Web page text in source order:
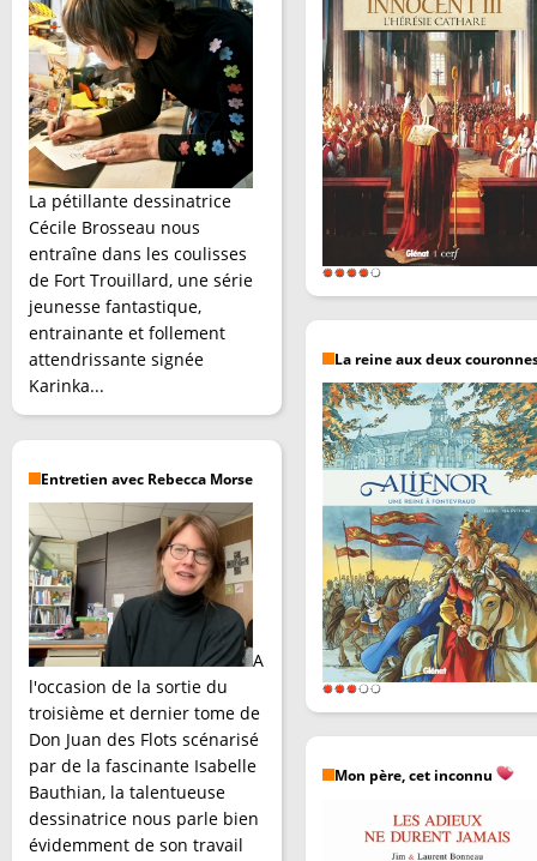
La pétillante dessinatrice
Cécile Brosseau nous
entraîne dans les coulisses
de Fort Trouillard, une série
jeunesse fantastique,
entrainante et follement
attendrissante signée
Karinka...
Entretien avec Rebecca Morse
A
l'occasion de la sortie du
troisième et dernier tome de
Don Juan des Flots scénarisé
par de la fascinante Isabelle
Bauthian, la talentueuse
dessinatrice nous parle bien
évidemment de son travail
La reine aux deux
Mon père, cet inconnu